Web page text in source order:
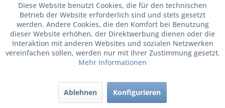
Original Audi Sonnenbrille Damen Brille Ringe...
Diese Website benutzt Cookies, die für den technischen
Betrieb der Website erforderlich sind und stets gesetzt
werden. Andere Cookies, die den Komfort bei Benutzung
dieser Website erhöhen, der Direktwerbung dienen oder die
Interaktion mit anderen Websites und sozialen Netzwerken
vereinfachen sollen, werden nur mit Ihrer Zustimmung gesetzt.
Mehr Informationen
Ablehnen Konfigurieren